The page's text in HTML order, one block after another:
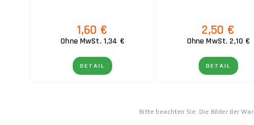
1,60 €
Ohne MwSt. 1,34 €
DETAIL
2,50 €
Ohne MwSt. 2,10 €
DETAIL
Bitte beachten Sie: Die Bilder der